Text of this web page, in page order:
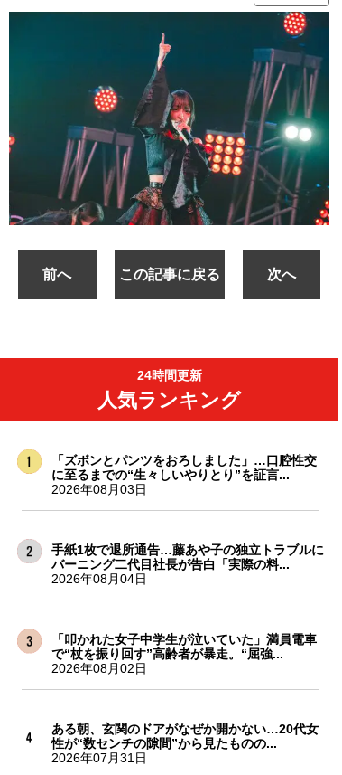
前へ この記事に戻る 次へ
24時間更新
人気ランキング
「ズボンとパンツをおろしました」…口腔性交
に至るまでの“生々しいやりとり”を証言...
2026年08月03日
手紙1枚で退所通告…藤あや子の独立トラブルに
バーニング二代目社長が告白「実際の料...
2026年08月04日
「叩かれた女子中学生が泣いていた」満員電車
で“杖を振り回す”高齢者が暴走。“屈強...
2026年08月02日
ある朝、玄関のドアがなぜか開かない…20代女
性が“数センチの隙間”から見たものの...
2026年07月31日